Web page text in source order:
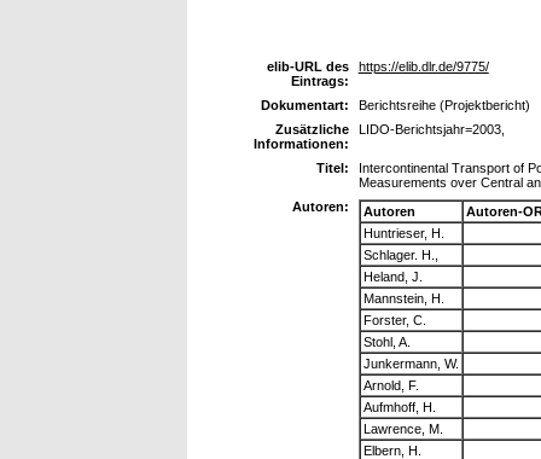
elib-URL des
Eintrags:
https://elib.dlr.de/9775/
Dokumentart:
Berichtsreihe (Projektbericht)
Zusätzliche
Informationen:
LIDO-Berichtsjahr=2003,
Titel:
Intercontinental Transport of
Measurements over Central
Autoren:
Autoren
Autoren-
Huntrieser, H.
Schlager. H.,
Heland, J.
Mannstein, H.
Forster, C.
Stohl, A.
Junkermann, W.
Arnold, F.
Aufmhoff, H.
Lawrence, M.
Elbern, H.